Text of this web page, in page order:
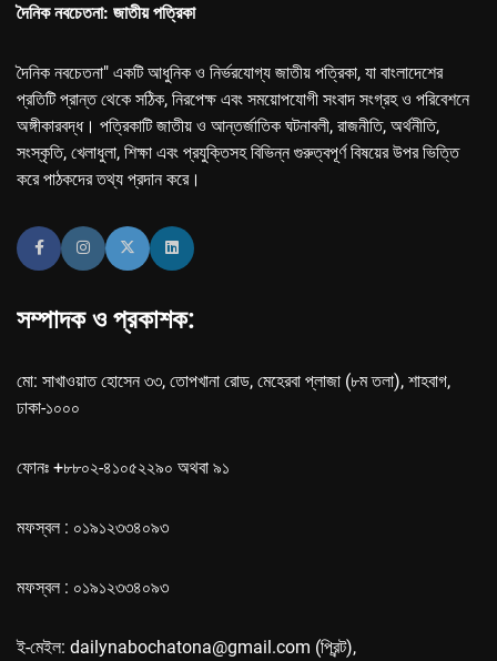
দৈনিক নবচেতনা: জাতীয় পত্রিকা
দৈনিক নবচেতনা" একটি আধুনিক ও নির্ভরযোগ্য জাতীয় পত্রিকা, যা বাংলাদেশের
প্রতিটি প্রান্ত থেকে সঠিক, নিরপেক্ষ এবং সময়োপযোগী সংবাদ সংগ্রহ ও পরিবেশনে
অঙ্গীকারবদ্ধ। পত্রিকাটি জাতীয় ও আন্তর্জাতিক ঘটনাবলী, রাজনীতি, অর্থনীতি,
সংস্কৃতি, খেলাধুলা, শিক্ষা এবং প্রযুক্তিসহ বিভিন্ন গুরুত্বপূর্ণ বিষয়ের উপর ভিত্তি
করে পাঠকদের তথ্য প্রদান করে।
সম্পাদক ও প্রকাশক:
মো: সাখাওয়াত হোসেন ৩৩, তোপখানা রোড, মেহেরবা প্লাজা (৮ম তলা), শাহবাগ,
ঢাকা-১০০০
ফোনঃ +৮৮০২-৪১০৫২২৯০ অথবা ৯১
মফস্বল : ০১৯১২৩৩৪০৯৩
মফস্বল : ০১৯১২৩৩৪০৯৩
ই-মেইল: dailynabochatona@gmail.com (প্রিন্ট),